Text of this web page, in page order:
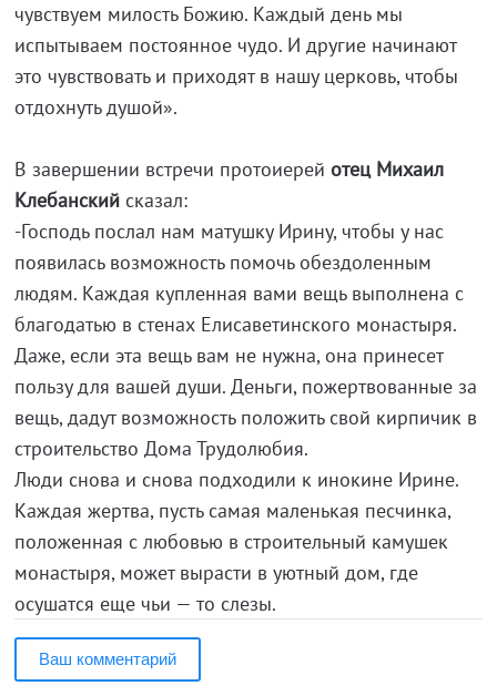
чувствуем милость Божию. Каждый день мы
испытываем постоянное чудо. И другие начинают
это чувствовать и приходят в нашу церковь, чтобы
отдохнуть душой».
В завершении встречи протоиерей отец Михаил
Клебанскийсказал:
-Господь послал нам матушку Ирину, чтобы у нас
появилась возможность помочь обездоленным
людям. Каждая купленная вами вещь выполнена с
благодатью в стенах Елисаветинского монастыря.
Даже, если эта вещь вам не нужна, она принесет
пользу для вашей души. Деньги, пожертвованные за
вещь, дадут возможность положить свой кирпичик в
строительство Дома Трудолюбия.
Люди снова и снова подходили к инокине Ирине.
Каждая жертва, пусть самая маленькая песчинка,
положенная с любовью в строительный камушек
монастыря, может вырасти в уютный дом, где
осушатся еще чьи — то слезы.
Ваш комментарий